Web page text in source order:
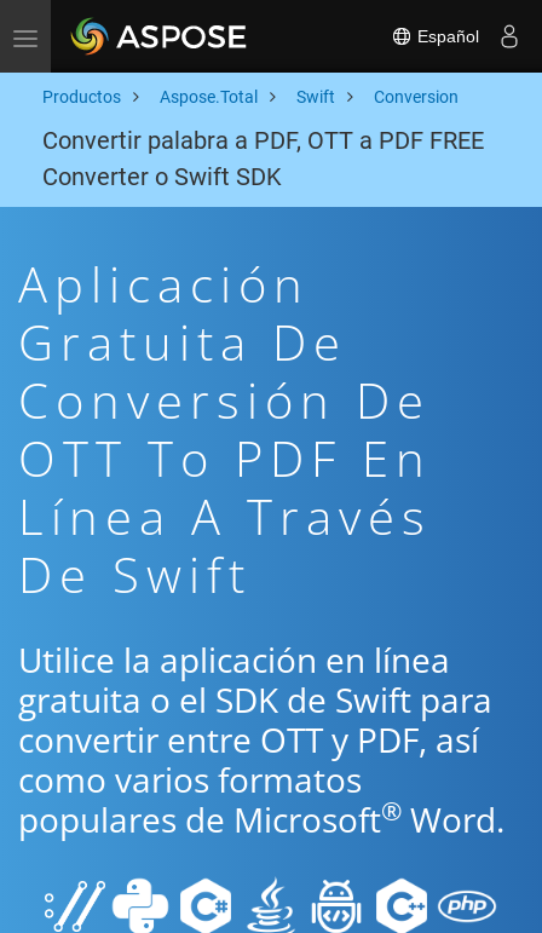
Toggle navigation Español
Productos Aspose.Total Swift Conversion
Convertir palabra a PDF, OTT a PDF FREE
Converter o Swift SDK
Aplicación
Gratuita De
Conversión De
OTT To PDF En
Línea A Través
De Swift
Utilice la aplicación en línea
gratuita o el SDK de Swift para
convertir entre OTT y PDF, así
como varios formatos
populares de Microsoft® Word.